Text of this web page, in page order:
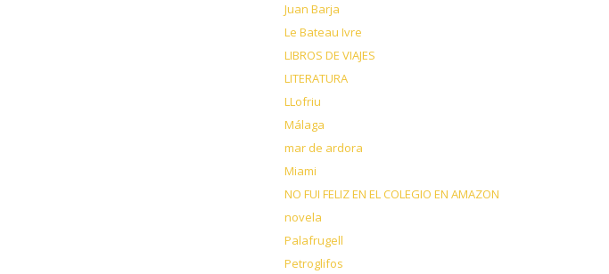
Juan Barja
Le Bateau Ivre
LIBROS DE VIAJES
LITERATURA
LLofriu
Málaga
mar de ardora
Miami
NO FUI FELIZ EN EL COLEGIO EN AMAZON
novela
Palafrugell
Petroglifos